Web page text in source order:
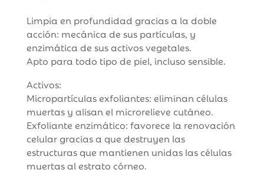
Limpia en profundidad gracias a la doble
acción: mecánica de sus partículas, y
enzimática de sus activos vegetales.
Apto para todo tipo de piel, incluso sensible.
Activos:
Micropartículas exfoliantes: eliminan células
muertas y alisan el microrelieve cutáneo.
Exfoliante enzimático: favorece la renovación
celular gracias a que destruyen las
estructuras que mantienen unidas las células
muertas al estrato córneo.